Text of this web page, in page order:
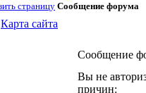
Сообщение форума
Карта сайта
Сообщение
Вы не
причин: